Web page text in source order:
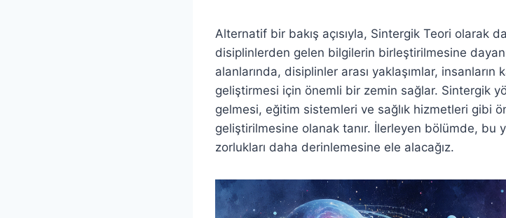
Alternatif bir bakış açısıyla, Sintergik Teori olarak
disiplinlerden gelen bilgilerin birleştirilmesine
alanlarında, disiplinler arası yaklaşımlar,
geliştirmesi için önemli bir zemin sağlar. Sintergik
gelmesi, eğitim sistemleri ve sağlık hizmetleri gibi
geliştirilmesine olanak tanır. İlerleyen bölümde, bu
zorlukları daha derinlemesine ele alacağız.